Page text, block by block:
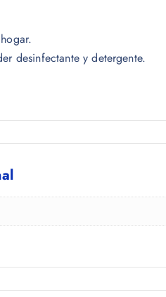
desinfectante y detergente.